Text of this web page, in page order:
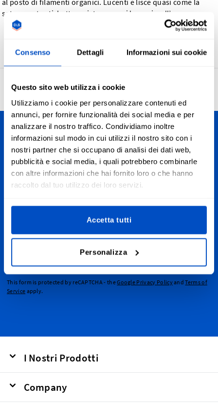
Consenso Dettagli Informazioni sui cookie
Questo sito web utilizza i cookie
Utilizziamo i cookie per personalizzare contenuti ed
annunci, per fornire funzionalità dei social media e per
analizzare il nostro traffico. Condividiamo inoltre
informazioni sul modo in cui utilizzi il nostro sito con i
nostri partner che si occupano di analisi dei dati web,
pubblicità e social media, i quali potrebbero combinarle
con altre informazioni che hai fornito loro o che hanno
raccolto dal tuo utilizzo dei loro servizi.
Accetta tutti
Personalizza
al posto di filamenti organici. Lucenti e lisce quasi come la
seta, queste etichette resisteranno ai lavaggi e all’usura.
Ritorna
4,7 27.948 recensioni
Personalizza le tue creazioni
Spediamo in tutta Italia, da Bolzano ad Agrigento, dalle Alpi
all'Etna. E, ovviamente, spediamo anche in tutto il mondo.
Iscriviti alla nostra newsletter, e-mail di marketing e di
sconto.
Indirizzo email
This form is protected by reCAPTCHA - theGoogle Privacy PolicyandTerms of
Service apply.
I Nostri Prodotti
Company